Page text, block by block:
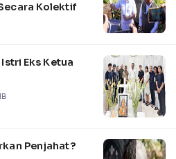
Kolektif
Eks Ketua
Penjahat?